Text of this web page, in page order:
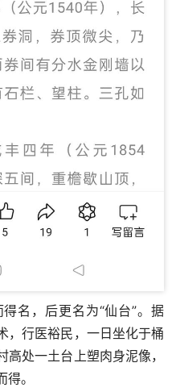
名，后更名为“仙台”。据
，行医裕民，一日坐化于桶
处一土台上塑肉身泥像，
。